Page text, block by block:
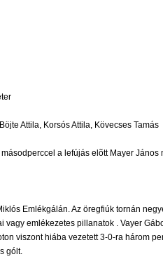
Attila, Korsós Attila, Kövecses Tamás
a lefújás elõtt Mayer
Emlékgálán. Az öregfiúk tornán
emlékezetes pillanatok . Vayer
viszont hiába vezetett 3-0-ra három
gólt.